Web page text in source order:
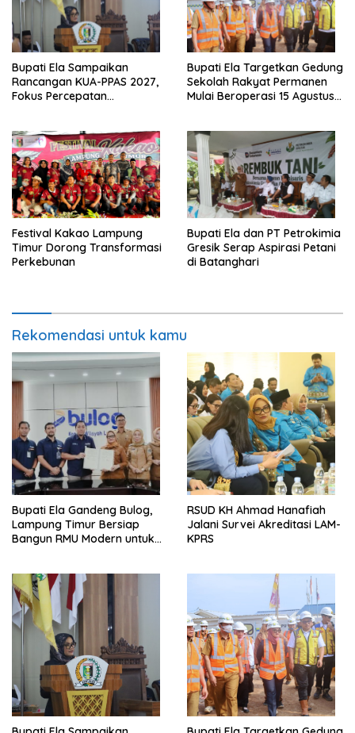
Bupati Ela Sampaikan
Rancangan KUA-PPAS 2027,
Fokus Percepatan
Bupati Ela Targetkan Gedung
Sekolah Rakyat Permanen
Mulai Beroperasi 15 Agustus
‎Festival Kakao Lampung
Timur Dorong Transformasi
Perkebunan
Bupati Ela dan PT Petrokimia
Gresik Serap Aspirasi Petani
di Batanghari
Rekomendasi untuk kamu
Bupati Ela Gandeng Bulog,
Lampung Timur Bersiap
Bangun RMU Modern untuk
RSUD KH Ahmad Hanafiah
Jalani Survei Akreditasi LAM-
KPRS